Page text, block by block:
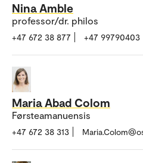
Nina Amble
professor/dr. philos
+47 672 38 877 +47 99790403
Maria Abad Colom
Førsteamanuensis
+47 672 38 313